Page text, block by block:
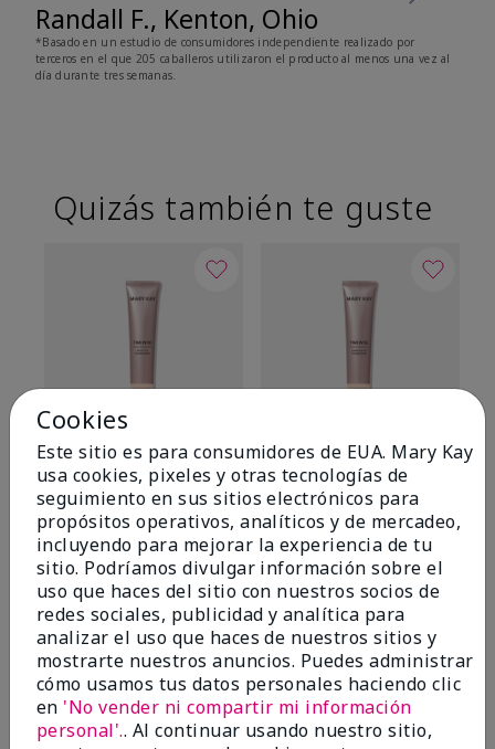
Randall F., Kenton, Ohio
*Basado en un estudio de consumidores independiente realizado por
terceros en el que 205 caballeros utilizaron el producto al menos una vez al
día durante tres semanas.
Quizás también te guste
TimeWise® Matte 3D
Foundation
Light 1​ (subtonos rosados
fríos)
$28.00
TimeWise® Luminous 3D
Foundation
Light 1​ (subtonos rosados
fríos)
$28.00
Cookies
Este sitio es para consumidores de EUA. Mary Kay
usa cookies, pixeles y otras tecnologías de
seguimiento en sus sitios electrónicos para
propósitos operativos, analíticos y de mercadeo,
incluyendo para mejorar la experiencia de tu
sitio. Podríamos divulgar información sobre el
uso que haces del sitio con nuestros socios de
redes sociales, publicidad y analítica para
analizar el uso que haces de nuestros sitios y
mostrarte nuestros anuncios. Puedes administrar
cómo usamos tus datos personales haciendo clic
en 'No vender ni compartir mi información
personal'.. Al continuar usando nuestro sitio,